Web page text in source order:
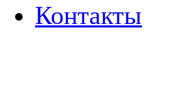
Контакты